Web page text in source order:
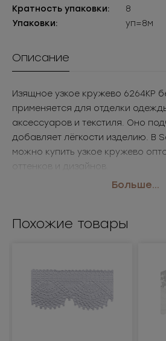
Кратность упаковки:
8
Упаковки:
уп=8м
Описание
Изящное узкое кружево 6264КР
применяется для отделки
аксессуаров и текстиля. Оно
добавляет лёгкости изделию. В
можно купить узкое кружево
оттенков и дизайнов.
Больше...
Похожие товары